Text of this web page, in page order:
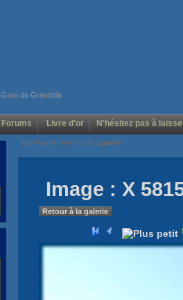
Gare de Grenoble
Forums Livre d'or N'hésitez pas à
Voir/Cacher menus de gauche
Image : X
Retour à la galerie